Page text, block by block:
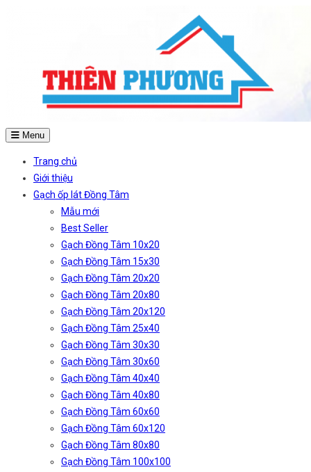
Menu
Trang chủ
Giới thiệu
Gạch ốp lát Đồng Tâm
Mẫu mới
Best Seller
Gạch Đồng Tâm 10x20
Gạch Đồng Tâm 15x30
Gạch Đồng Tâm 20x20
Gạch Đồng Tâm 20x80
Gạch Đồng Tâm 20x120
Gạch Đồng Tâm 25x40
Gạch Đồng Tâm 30x30
Gạch Đồng Tâm 30x60
Gạch Đồng Tâm 40x40
Gạch Đồng Tâm 40x80
Gạch Đồng Tâm 60x60
Gạch Đồng Tâm 60x120
Gạch Đồng Tâm 80x80
Gạch Đồng Tâm 100x100